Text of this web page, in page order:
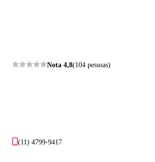
Nota 4,8(104 pessoas)
(11) 4799-9417